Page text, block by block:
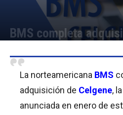
BMS completa
La norteamericana BMS
adquisición de Celgene,
anunciada en enero de